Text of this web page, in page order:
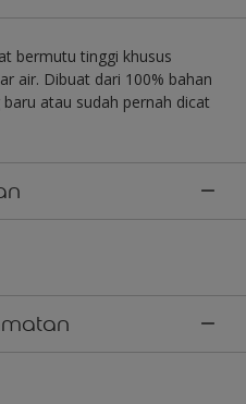
bermutu tinggi khusus
air. Dibuat dari 100% bahan
atau sudah pernah dicat